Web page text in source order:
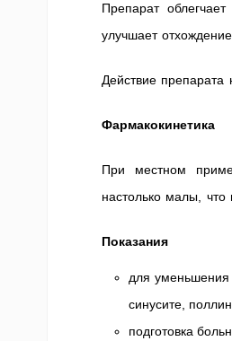
Препарат
улучшает
Действие препарата
Фармакокинетика
При местном
настолько малы,
Показания
для уменьшения
синусите,
подготовка